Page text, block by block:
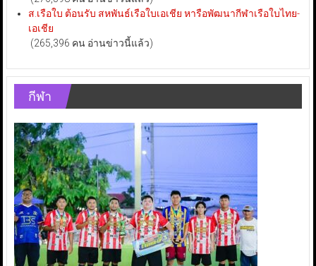
ส.เรือใบ ต้อนรับ สหพันธ์เรือใบเอเชีย หารือพัฒนากีฬาเรือใบไทย-
เอเชีย
(265,396 คน อ่านข่าวนี้แล้ว)
กีฬา